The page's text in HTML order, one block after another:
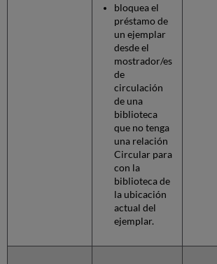
bloquea el
préstamo de
un ejemplar
desde el
mostrador/es
de
circulación
de una
biblioteca
que no tenga
una relación
Circular para
con la
biblioteca de
la ubicación
actual del
ejemplar.